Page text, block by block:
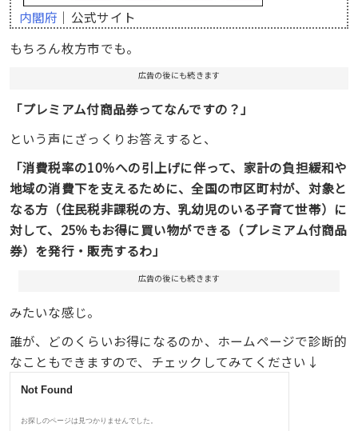
内閣府 ｜公式サイト
もちろん枚方市でも。
広告の後にも続きます
「プレミアム付商品券ってなんですの？」
という声にざっくりお答えすると、
「消費税率の10％への引上げに伴って、家計の負担緩和や
地域の消費下を支えるために、全国の市区町村が、対象と
なる方（住民税非課税の方、乳幼児のいる子育て世帯）に
対して、25％もお得に買い物ができる（プレミアム付商品
券）を発行・販売するわ」
広告の後にも続きます
みたいな感じ。
誰が、どのくらいお得になるのか、ホームページで診断的
なこともできますので、チェックしてみてください↓